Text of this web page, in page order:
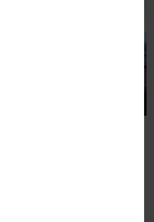
di Novacella
racconto inizia proprio nello stile
a Bolzano, nella frazione di
precisamente, nel
l’abate Hartmann fonda un
agostiniano a
ne ha viste di tutti i colori,
ben immaginare. Da periodi floridi